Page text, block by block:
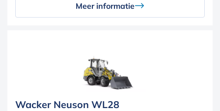
Meer informatie
Wacker Neuson WL28